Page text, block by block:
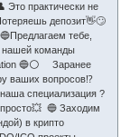
Это практически не
депозит👋🙄
тебе,
нашей команды
🔵⚪ Заранее
ваших вопросов⁉
специализация ?
🔵 Заходим
в крипто